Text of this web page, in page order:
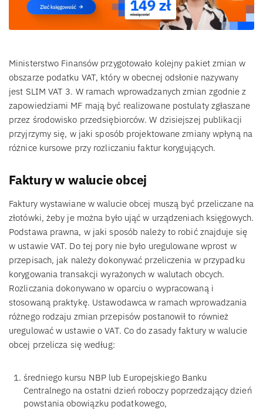
Ministerstwo Finansów przygotowało kolejny pakiet zmian w
obszarze podatku VAT, który w obecnej odsłonie nazywany
jest SLIM VAT 3. W ramach wprowadzanych zmian zgodnie z
zapowiedziami MF mają być realizowane postulaty zgłaszane
przez środowisko przedsiębiorców. W dzisiejszej publikacji
przyjrzymy się, w jaki sposób projektowane zmiany wpłyną na
różnice kursowe przy rozliczaniu faktur korygujących.
Faktury w walucie obcej
Faktury wystawiane w walucie obcej muszą być przeliczane na
złotówki, żeby je można było ująć w urządzeniach księgowych.
Podstawa prawna, w jaki sposób należy to robić znajduje się
w ustawie VAT. Do tej pory nie było uregulowane wprost w
przepisach, jak należy dokonywać przeliczenia w przypadku
korygowania transakcji wyrażonych w walutach obcych.
Rozliczania dokonywano w oparciu o wypracowaną i
stosowaną praktykę. Ustawodawca w ramach wprowadzania
różnego rodzaju zmian przepisów postanowił to również
uregulować w ustawie o VAT. Co do zasady faktury w walucie
obcej przelicza się według:
średniego kursu NBP lub Europejskiego Banku
Centralnego na ostatni dzień roboczy poprzedzający dzień
powstania obowiązku podatkowego,